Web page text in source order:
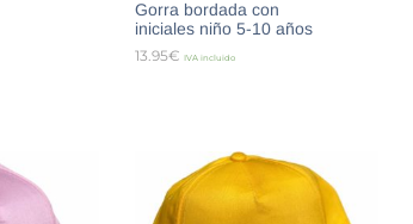
Gorra bordada con
iniciales niño 5-10 años
13.95€ IVA incluido